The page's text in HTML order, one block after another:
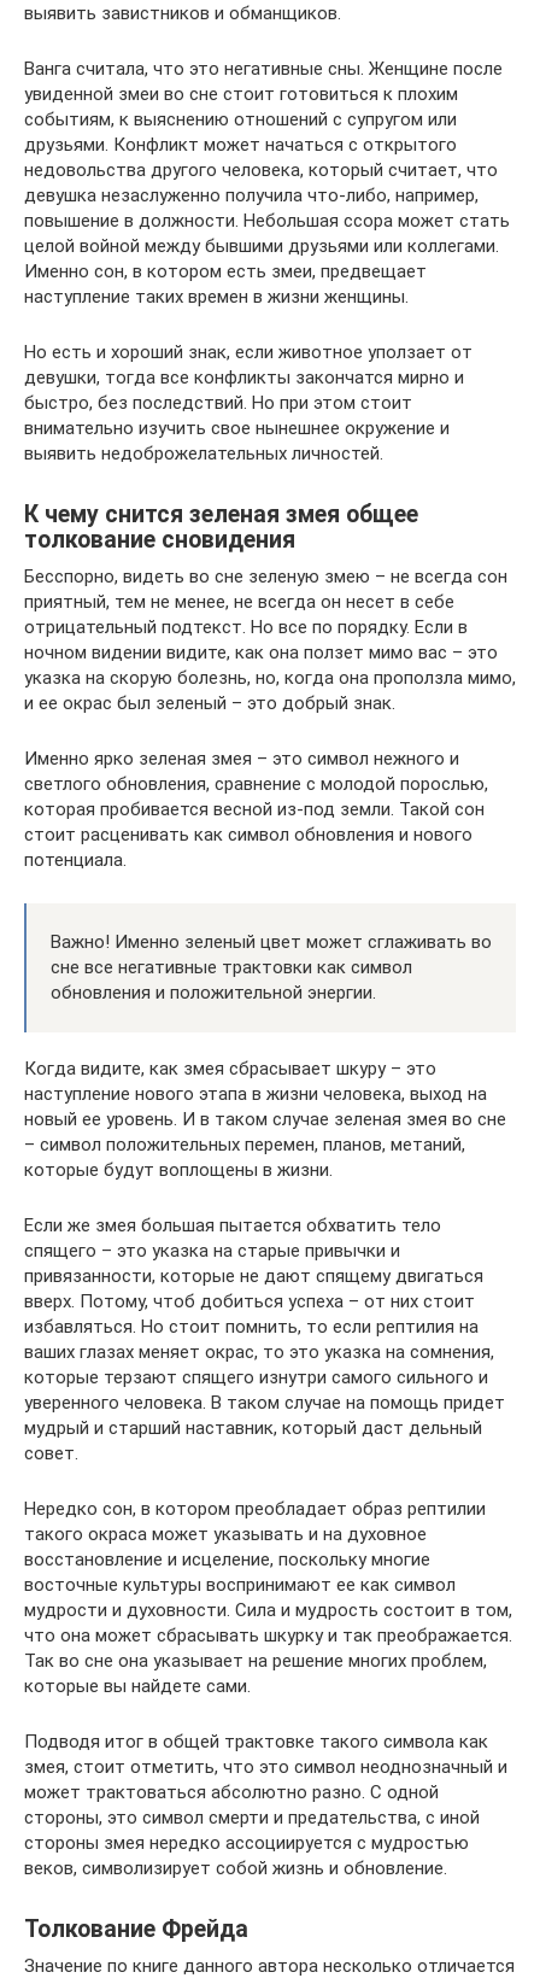
выявить завистников и обманщиков.
Ванга считала, что это негативные сны. Женщине после
увиденной змеи во сне стоит готовиться к плохим
событиям, к выяснению отношений с супругом или
друзьями. Конфликт может начаться с открытого
недовольства другого человека, который считает, что
девушка незаслуженно получила что-либо, например,
повышение в должности. Небольшая ссора может стать
целой войной между бывшими друзьями или коллегами.
Именно сон, в котором есть змеи, предвещает
наступление таких времен в жизни женщины.
Но есть и хороший знак, если животное уползает от
девушки, тогда все конфликты закончатся мирно и
быстро, без последствий. Но при этом стоит
внимательно изучить свое нынешнее окружение и
выявить недоброжелательных личностей.
К чему снится зеленая змея общее
толкование сновидения
Бесспорно, видеть во сне зеленую змею – не всегда сон
приятный, тем не менее, не всегда он несет в себе
отрицательный подтекст. Но все по порядку. Если в
ночном видении видите, как она ползет мимо вас – это
указка на скорую болезнь, но, когда она проползла мимо,
и ее окрас был зеленый – это добрый знак.
Именно ярко зеленая змея – это символ нежного и
светлого обновления, сравнение с молодой порослью,
которая пробивается весной из-под земли. Такой сон
стоит расценивать как символ обновления и нового
потенциала.
Важно! Именно зеленый цвет может сглаживать во
сне все негативные трактовки как символ
обновления и положительной энергии.
Когда видите, как змея сбрасывает шкуру – это
наступление нового этапа в жизни человека, выход на
новый ее уровень. И в таком случае зеленая змея во сне
– символ положительных перемен, планов, метаний,
которые будут воплощены в жизни.
Если же змея большая пытается обхватить тело
спящего – это указка на старые привычки и
привязанности, которые не дают спящему двигаться
вверх. Потому, чтоб добиться успеха – от них стоит
избавляться. Но стоит помнить, то если рептилия на
ваших глазах меняет окрас, то это указка на сомнения,
которые терзают спящего изнутри самого сильного и
уверенного человека. В таком случае на помощь придет
мудрый и старший наставник, который даст дельный
совет.
Нередко сон, в котором преобладает образ рептилии
такого окраса может указывать и на духовное
восстановление и исцеление, поскольку многие
восточные культуры воспринимают ее как символ
мудрости и духовности. Сила и мудрость состоит в том,
что она может сбрасывать шкурку и так преображается.
Так во сне она указывает на решение многих проблем,
которые вы найдете сами.
Подводя итог в общей трактовке такого символа как
змея, стоит отметить, что это символ неоднозначный и
может трактоваться абсолютно разно. С одной
стороны, это символ смерти и предательства, с иной
стороны змея нередко ассоциируется с мудростью
веков, символизирует собой жизнь и обновление.
Толкование Фрейда
Значение по книге данного автора несколько отличается